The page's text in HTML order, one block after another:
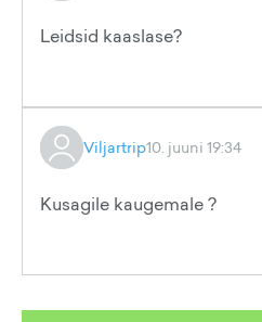
Leidsid kaaslase?
Viljartrip10. juuni 19:34
Kusagile kaugemale ?